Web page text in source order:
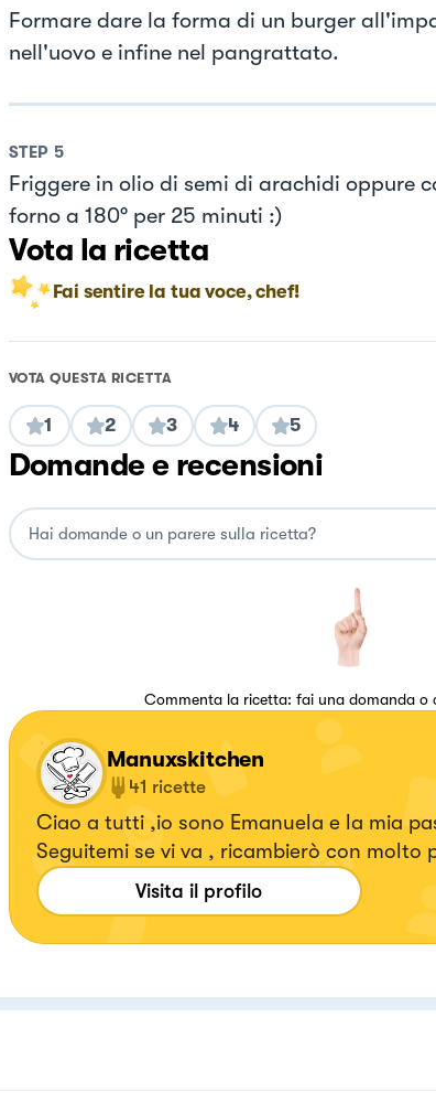
Formare dare la forma di un burger
nell'uovo e infine nel pangrattato.
STEP 5
Friggere in olio di semi di arachidi oppure
forno a 180° per 25 minuti :)
Vota la ricetta
Fai sentire la tua voce, chef!
VOTA QUESTA RICETTA
1 2 3 4 5
Domande e recensioni
Commenta la ricetta: fai una domanda o
Manuxskitchen
41 ricette
Ciao a tutti ,io sono Emanuela e la mia
Seguitemi se vi va , ricambierò con molto
Visita il profilo